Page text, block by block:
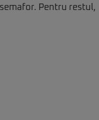
Pentru restul,